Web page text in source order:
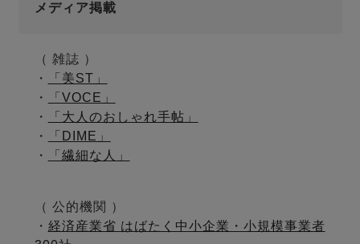
メディア掲載
（ 雑誌 ）
・
「美ST」
・
「VOCE」
・
「大人のおしゃれ手帖」
・
「DIME」
・
「繊細な人」
（ 公的機関 ）
・ 経済産業省 はばたく中小企業・小規模事業者